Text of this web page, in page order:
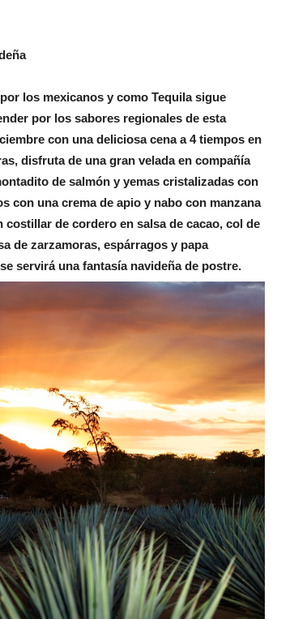
los mexicanos y como Tequila sigue
por los sabores regionales de esta
con una deliciosa cena a 4 tiempos en
disfruta de una gran velada en compañía
de salmón y yemas cristalizadas con
con una crema de apio y nabo con manzana
de cordero en salsa de cacao, col de
de zarzamoras, espárragos y papa
servirá una fantasía navideña de postre.